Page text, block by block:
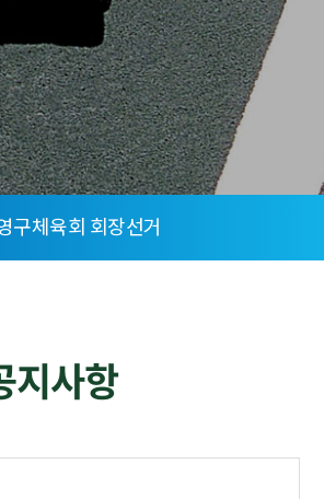
구체육회 회장선거
지사항